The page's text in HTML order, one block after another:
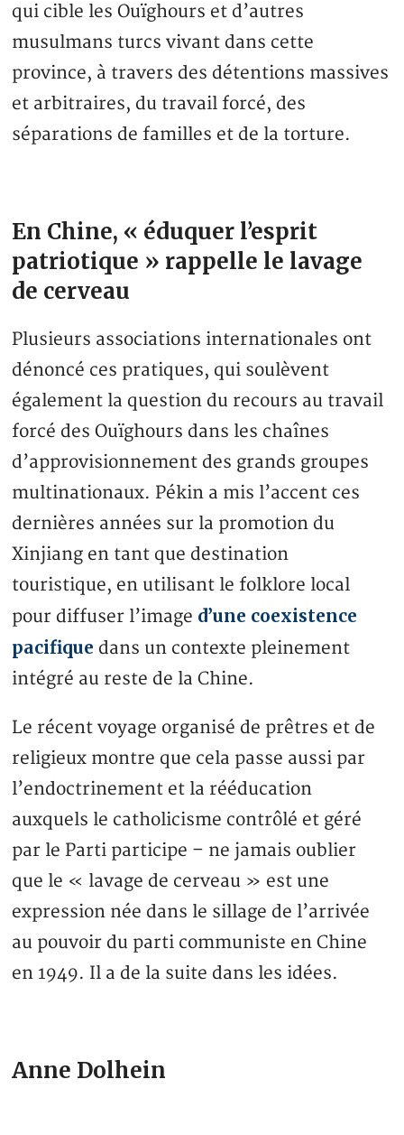
qui cible les Ouïghours et d’autres
musulmans turcs vivant dans cette
province, à travers des détentions massives
et arbitraires, du travail forcé, des
séparations de familles et de la torture.
En Chine, « éduquer l’esprit
patriotique » rappelle le lavage
de cerveau
Plusieurs associations internationales ont
dénoncé ces pratiques, qui soulèvent
également la question du recours au travail
forcé des Ouïghours dans les chaînes
d’approvisionnement des grands groupes
multinationaux. Pékin a mis l’accent ces
dernières années sur la promotion du
Xinjiang en tant que destination
touristique, en utilisant le folklore local
pour diffuser l’image d’une coexistence
pacifique dans un contexte pleinement
intégré au reste de la Chine.
Le récent voyage organisé de prêtres et de
religieux montre que cela passe aussi par
l’endoctrinement et la rééducation
auxquels le catholicisme contrôlé et géré
par le Parti participe – ne jamais oublier
que le « lavage de cerveau » est une
expression née dans le sillage de l’arrivée
au pouvoir du parti communiste en Chine
en 1949. Il a de la suite dans les idées.
Anne Dolhein